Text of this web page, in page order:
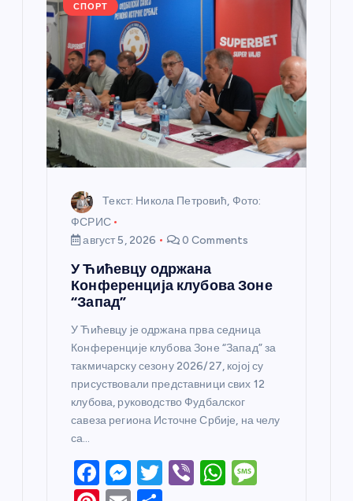
СПОРТ
Текст: Никола Петровић, Фото:
ФСРИС
август 5, 2026
0 Comments
У Ћићевцу одржана
Конференција клубова Зоне
“Запад”
У Ћићевцу је одржана прва седница
Конференције клубова Зоне “Запад” за
такмичарску сезону 2026/27, којој су
присуствовали представници свих 12
клубова, руководство Фудбалског
савеза региона Источне Србије, на челу
са…
F
M T
Vi W